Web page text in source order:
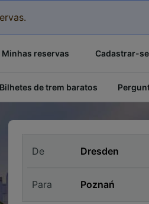
Minhas reservas Cadastrar-se
Bilhetes de trem baratos
De
Para